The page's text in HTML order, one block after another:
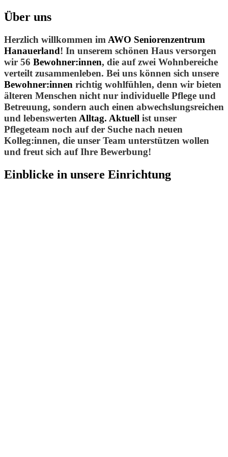
Über uns
Herzlich willkommen im AWO Seniorenzentrum
Hanauerland! In unserem schönen Haus versorgen
wir 56 Bewohner:innen, die auf zwei Wohnbereiche
verteilt zusammenleben. Bei uns können sich unsere
Bewohner:innen richtig wohlfühlen, denn wir bieten
älteren Menschen nicht nur individuelle Pflege und
Betreuung, sondern auch einen abwechslungsreichen
und lebenswerten Alltag. Aktuell ist unser
Pflegeteam noch auf der Suche nach neuen
Kolleg:innen, die unser Team unterstützen wollen
und freut sich auf Ihre Bewerbung!
Einblicke in unsere Einrichtung